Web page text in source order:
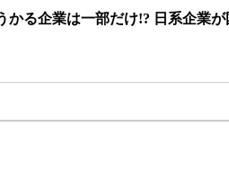
かる企業は一部だけ!? 日系企業